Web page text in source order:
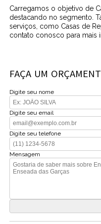
Carregamos o objetivo de
destacando no segmento.
serviços, como Casas de
contato conosco para mais
FAÇA UM
Digite seu nome
Digite seu email
Digite seu telefone
Mensagem